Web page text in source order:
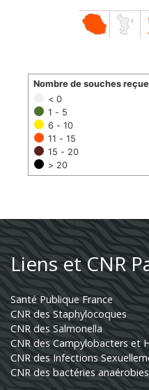
< 0
1 - 5
6 - 10
11 - 15
15 - 20
> 20
Nombre de souches
Liens et CNR
Santé Publique France
CNR des Staphylocoques
CNR des Salmonella
CNR des Campylobacters et
CNR des Infections
CNR des bactéries